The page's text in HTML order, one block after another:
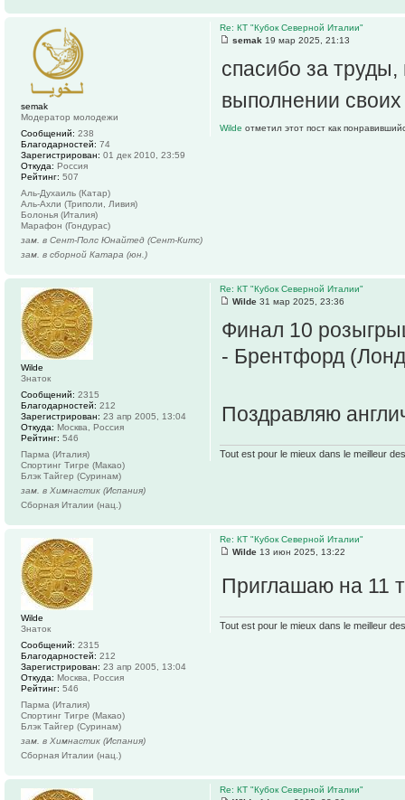
Re: КТ "Кубок Северной Италии"
semak 19 мар 2025, 21:13
спасибо за
выполнении
Wilde отметил этот пост как
semak
Модератор молодежи
Сообщений: 238
Благодарностей: 74
Зарегистрирован: 01 дек 2010, 23:59
Откуда: Россия
Рейтинг: 507
Аль-Духаиль (Катар)
Аль-Ахли (Триполи, Ливия)
Болонья (Италия)
Марафон (Гондурас)
зам. в Сент-Полс Юнайтед (Сент-Китс)
зам. в сборной Катара (юн.)
Re: КТ "Кубок Северной Италии"
Wilde 31 мар 2025, 23:36
Финал 10
- Брентфорд
Поздравляю
Tout est pour le mieux dans le meilleur
Wilde
Знаток
Сообщений: 2315
Благодарностей: 212
Зарегистрирован: 23 апр 2005, 13:04
Откуда: Москва, Россия
Рейтинг: 546
Парма (Италия)
Спортинг Тигре (Макао)
Блэк Тайгер (Суринам)
зам. в Химнастик (Испания)
Сборная Италии (нац.)
Re: КТ "Кубок Северной Италии"
Wilde 13 июн 2025, 13:22
Приглашаю на 11
Tout est pour le mieux dans le meilleur
Wilde
Знаток
Сообщений: 2315
Благодарностей: 212
Зарегистрирован: 23 апр 2005, 13:04
Откуда: Москва, Россия
Рейтинг: 546
Парма (Италия)
Спортинг Тигре (Макао)
Блэк Тайгер (Суринам)
зам. в Химнастик (Испания)
Сборная Италии (нац.)
Re: КТ "Кубок Северной Италии"